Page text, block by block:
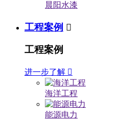
晨阳水漆
工程案例 
工程案例
进一步了解 
海洋工程
能源电力